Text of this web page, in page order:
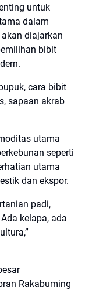
untuk
dalam
diajarkan
bibit
cara bibit
sapaan akrab
utama
seperti
utama
dan ekspor.
padi,
kelapa, ada
Rakabuming